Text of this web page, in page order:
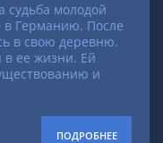
судьба молодой
Германию. После
в свою деревню.
ее жизни. Ей
и
ПОДРОБНЕЕ